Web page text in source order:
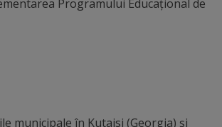
Programului Educațional de
municipale în Kutaisi (Georgia) și